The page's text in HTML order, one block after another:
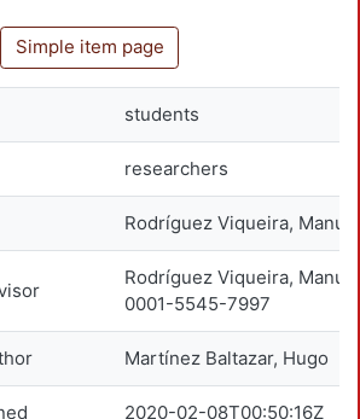
Simple item page
students
researchers
Rodríguez Viqueira,
Rodríguez Viqueira,
0001-5545-7997
Martínez Baltazar, Hugo
2020-02-08T00:50:16Z